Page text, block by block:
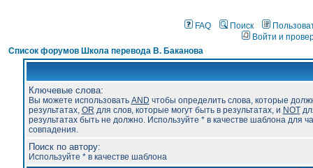
FAQ Поиск
Войти и
Список форумов Школа перевода В. Баканова
Ключевые слова:
Вы можете использовать AND чтобы определить слова, которые
результатах, OR для слов, которые могут быть в результатах, и NOT
результатах быть не должно. Используйте * в качестве шаблона для
совпадения.
Поиск по автору:
Используйте * в качестве шаблона